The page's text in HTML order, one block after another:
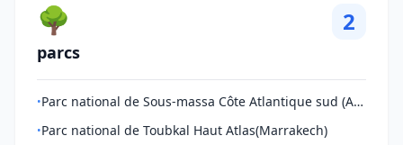
🌳
parcs
2
• Parc national de Sous-massa Côte Atlantique sud (Agadir-Tiznit )
•Parc national de Toubkal Haut Atlas(Marrakech)